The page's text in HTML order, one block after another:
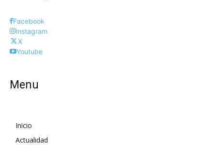
Facebook
Instagram
X
Youtube
Menu
Inicio
Actualidad